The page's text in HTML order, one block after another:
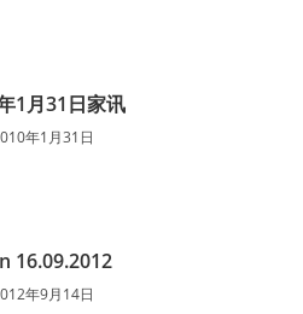
1月31日家讯
年1月31日
16.09.2012
年9月14日